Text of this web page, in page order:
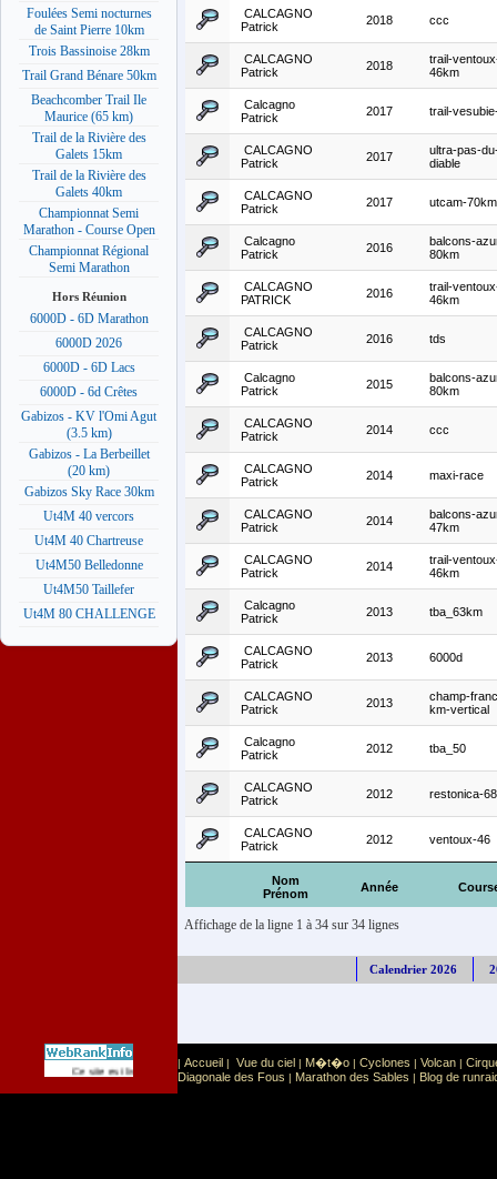
Foulées Semi nocturnes
de Saint Pierre 10km
Trois Bassinoise 28km
Trail Grand Bénare 50km
Beachcomber Trail Ile
Maurice (65 km)
Trail de la Rivière des
Galets 15km
Trail de la Rivière des
Galets 40km
Championnat Semi
Marathon - Course Open
Championnat Régional
Semi Marathon
Hors Réunion
6000D - 6D Marathon
6000D 2026
6000D - 6D Lacs
6000D - 6d Crêtes
Gabizos - KV l'Omi Agut
(3.5 km)
Gabizos - La Berbeillet
(20 km)
Gabizos Sky Race 30km
Ut4M 40 vercors
Ut4M 40 Chartreuse
Ut4M50 Belledonne
Ut4M50 Taillefer
Ut4M 80 CHALLENGE
Nom
Prénom
Année
CALCAGNO
Patrick
2018 ccc
CALCAGNO
Patrick
2018
trail-
46km
Calcagno
Patrick
2017 trail-
CALCAGNO
Patrick
2017
ultra-pas-
diable
CALCAGNO
Patrick
2017 utcam-70km
Calcagno
Patrick
2016
balcons-
80km
CALCAGNO
PATRICK
2016
trail-
46km
CALCAGNO
Patrick
2016 tds
Calcagno
Patrick
2015
balcons-
80km
CALCAGNO
Patrick
2014 ccc
CALCAGNO
Patrick
2014 maxi-race
CALCAGNO
Patrick
2014
balcons-
47km
CALCAGNO
Patrick
2014
trail-
46km
Calcagno
Patrick
2013 tba_63km
CALCAGNO
Patrick
2013 6000d
CALCAGNO
Patrick
2013
champ-
km-vertical
Calcagno
Patrick
2012 tba_50
CALCAGNO
Patrick
2012 restonica-
CALCAGNO
Patrick
2012 ventoux-46
Affichage de la ligne 1 à 34 sur 34 lignes
Calendrier 2026
Ce site est list� dans la cat�gorie Sport: Sports extr�mes
| Accueil | Vue du ciel | M�t�o | Cyclones | Volcan |
Diagonale des Fous | Marathon des Sables | Blog de